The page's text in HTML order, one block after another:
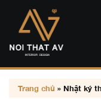
Trang chủ » Nhật ký